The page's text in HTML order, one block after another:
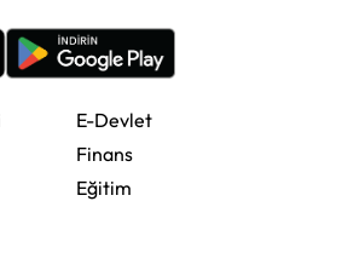
E-Devlet
Finans
Eğitim